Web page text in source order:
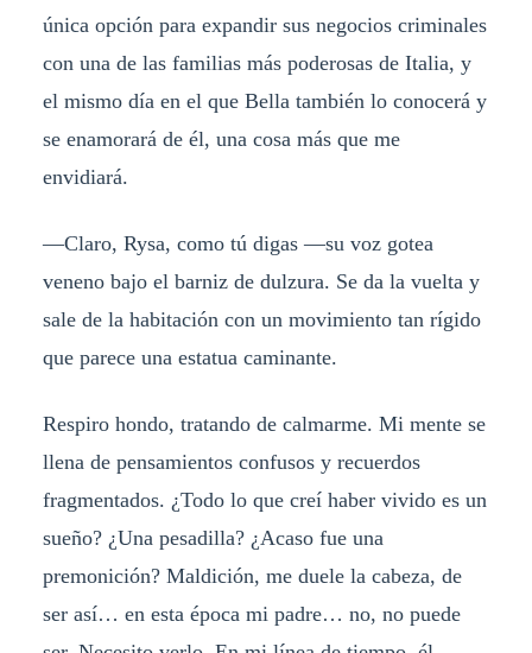
única opción para expandir sus negocios criminales
con una de las familias más poderosas de Italia, y
el mismo día en el que Bella también lo conocerá y
se enamorará de él, una cosa más que me
envidiará.
—Claro, Rysa, como tú digas —su voz gotea
veneno bajo el barniz de dulzura. Se da la vuelta y
sale de la habitación con un movimiento tan rígido
que parece una estatua caminante.
Respiro hondo, tratando de calmarme. Mi mente se
llena de pensamientos confusos y recuerdos
fragmentados. ¿Todo lo que creí haber vivido es un
sueño? ¿Una pesadilla? ¿Acaso fue una
premonición? Maldición, me duele la cabeza, de
ser así… en esta época mi padre… no, no puede